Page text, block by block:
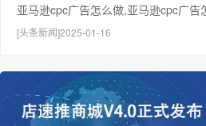
亚马逊cpc广告怎么做,亚马逊cpc广告
[头条新闻]2025-01-16